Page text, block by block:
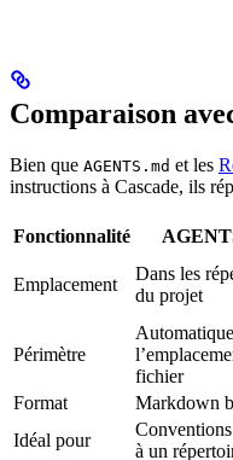
Comparaison
Bien que AGENTS.md et les
instructions à Cascade, ils
Fonctionnalité
Emplacement
Dans les
du projet
Périmètre
fichier
Format
Markdown
Idéal pour
à un